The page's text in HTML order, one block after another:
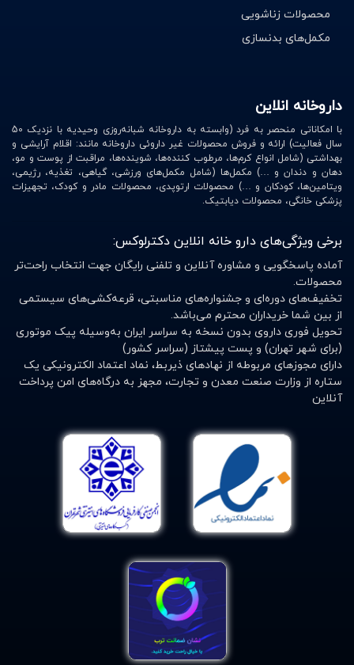
محصولات زناشویی
مکمل‌های بدنسازی
داروخانه انلاین
با امکاناتی منحصر به فرد (وابسته به داروخانه شبانه‌روزی وحیدیه با نزدیک 50
سال فعالیت) ارائه و فروش محصولات غیر داروئی داروخانه مانند: اقلام آرایشی و
بهداشتی (شامل انواع کرم‌ها، مرطوب کننده‌ها، شوینده‌ها، مراقبت از پوست و مو،
دهان و دندان و …) مکمل‌ها (شامل مکمل‌های ورزشی، گیاهی، تغذیه، رژیمی،
ویتامین‌ها، کودکان و …) محصولات ارتوپدی، محصولات مادر و کودک، تجهیزات
پزشکی خانگی، محصولات دیابتیک.
برخی ویژگی‌های دارو خانه انلاین دکترلوکس:
آماده پاسخگویی و مشاوره آنلاین و تلفنی رایگان جهت انتخاب راحت‌تر
محصولات.
تخفیف‌های دوره‌ای و جشنواره‌های مناسبتی، قرعه‌کشی‌های سیستمی
از بین شما خریداران محترم می‌باشد.
تحویل فوری داروی بدون نسخه به سراسر ایران به‌وسیله پیک موتوری
(برای شهر تهران) و پست پیشتاز (سراسر کشور)
دارای مجوزهای مربوطه از نهادهای ذیربط، نماد اعتماد الکترونیکی یک
ستاره از وزارت صنعت معدن و تجارت، مجهز به درگاه‌های امن پرداخت
آنلاین